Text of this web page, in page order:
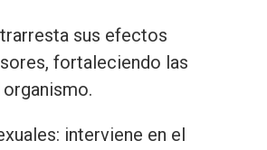
sus efectos
fortaleciendo las
interviene en el